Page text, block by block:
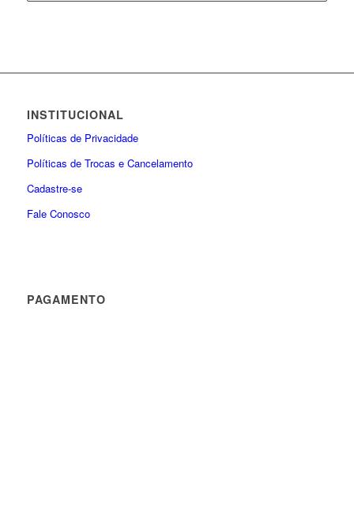
INSTITUCIONAL
Políticas de Privacidade
Políticas de Trocas e Cancelamento
Cadastre-se
Fale Conosco
PAGAMENTO